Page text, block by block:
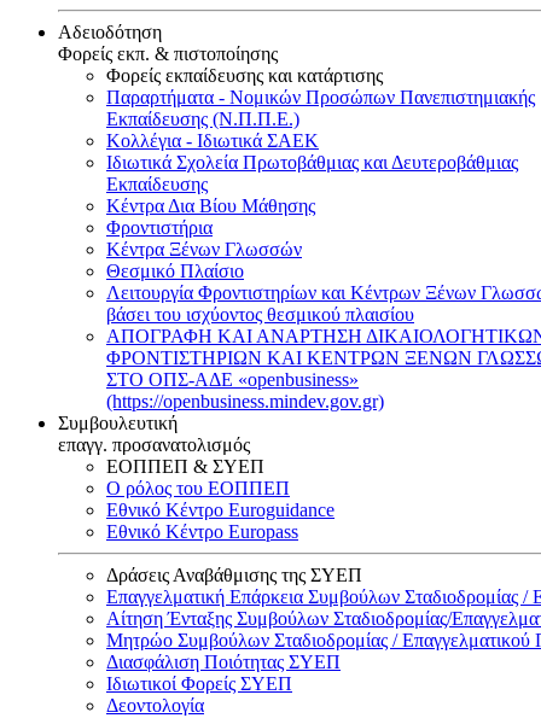
Αδειοδότηση
Φορείς εκπ. & πιστοποίησης
Φορείς εκπαίδευσης και κατάρτισης
Παραρτήματα - Νομικών Προσώπων Πανεπιστημιακής
Εκπαίδευσης (Ν.Π.Π.Ε.)
Κολλέγια - Ιδιωτικά ΣΑΕΚ
Ιδιωτικά Σχολεία Πρωτοβάθμιας και Δευτεροβάθμιας
Εκπαίδευσης
Κέντρα Δια Βίου Μάθησης
Φροντιστήρια
Κέντρα Ξένων Γλωσσών
Θεσμικό Πλαίσιο
Λειτουργία Φροντιστηρίων και Κέντρων Ξένων
βάσει του ισχύοντος θεσμικού πλαισίου
ΑΠΟΓΡΑΦΗ ΚΑΙ ΑΝΑΡΤΗΣΗ
ΦΡΟΝΤΙΣΤΗΡΙΩΝ ΚΑΙ ΚΕΝΤΡΩΝ ΞΕΝΩΝ
ΣΤΟ ΟΠΣ-ΑΔΕ «openbusiness»
(https://openbusiness.mindev.gov.gr)
Συμβουλευτική
επαγγ. προσανατολισμός
ΕΟΠΠΕΠ & ΣΥΕΠ
Ο ρόλος του ΕΟΠΠΕΠ
Εθνικό Κέντρο Euroguidance
Εθνικό Κέντρο Europass
Δράσεις Αναβάθμισης της ΣΥΕΠ
Επαγγελματική Επάρκεια Συμβούλων Σταδιοδρομίας /
Αίτηση Ένταξης Συμβούλων Σταδιοδρομίας/
Μητρώο Συμβούλων Σταδιοδρομίας / Επαγγελματικού
Διασφάλιση Ποιότητας ΣΥΕΠ
Ιδιωτικοί Φορείς ΣΥΕΠ
Δεοντολογία